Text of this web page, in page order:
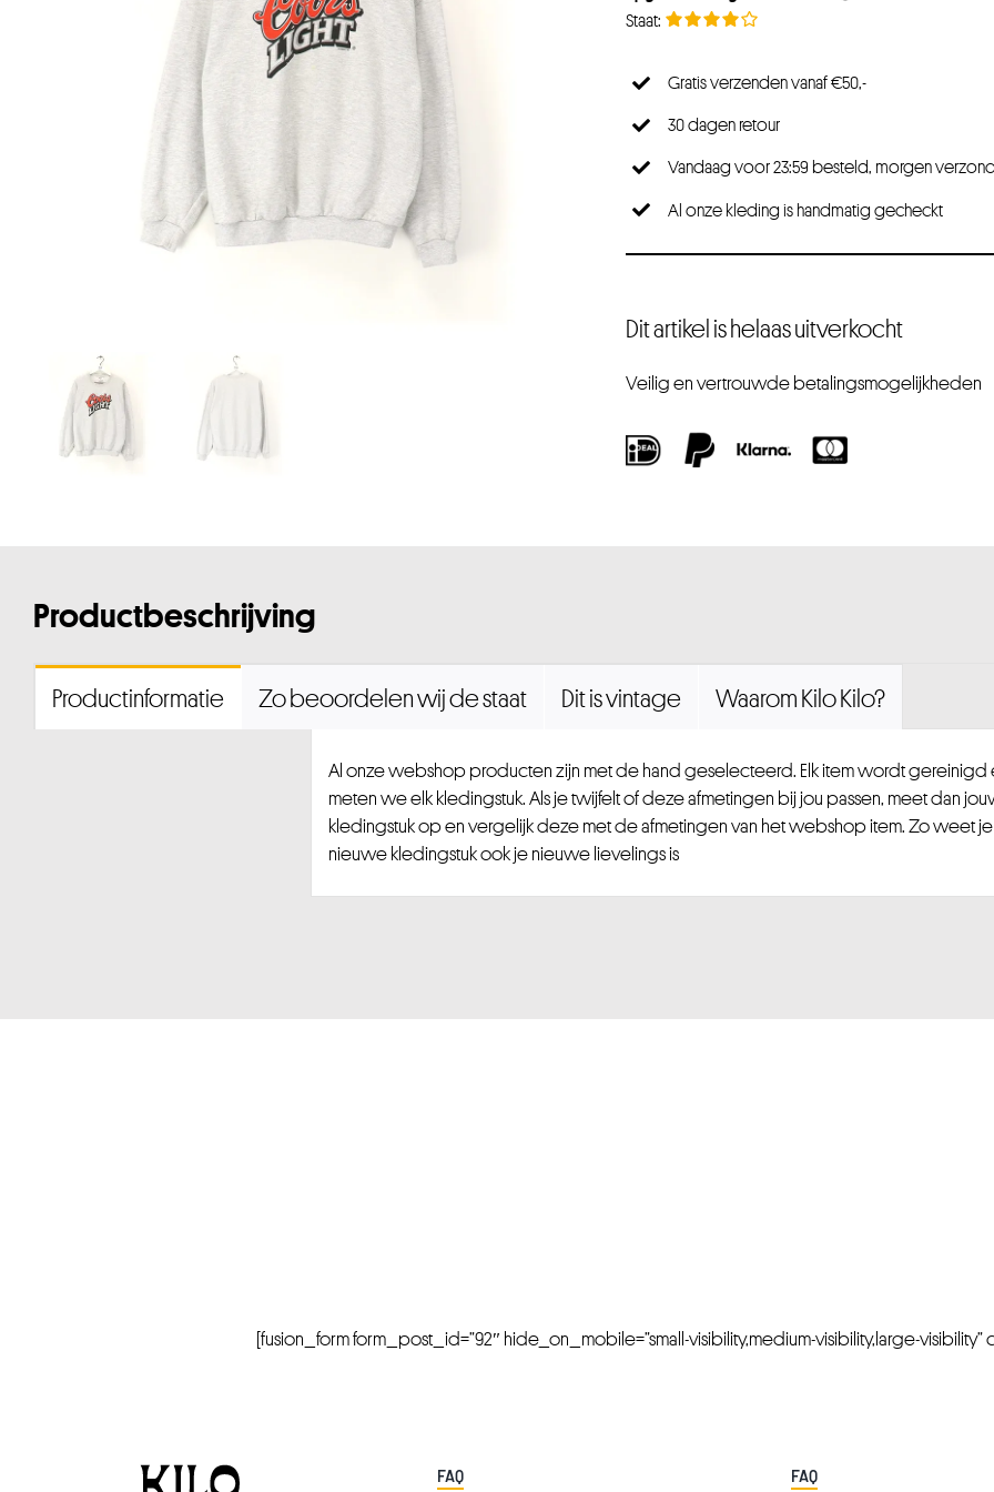
Gratis verzenden vanaf €50,-
30 dagen retour
Vandaag voor 23:59 besteld, morgen
Al onze kleding is handmatig gecheckt
Dit artikel is helaas uitverkocht
Veilig en vertrouwde betalingsmogelijkheden
Productbeschrijving
Productinformatie Zo beoordelen wij de staat Dit is vintage Waarom Kilo Kilo?
Al onze webshop producten zijn met de hand geselecteerd. Elk item wordt gereinigd
meten we elk kledingstuk. Als je twijfelt of deze afmetingen bij jou passen, meet dan
kledingstuk op en vergelijk deze met de afmetingen van het webshop item. Zo weet
nieuwe kledingstuk ook je nieuwe lievelings is
[fusion_form form_post_id=”92″ hide_on_mobile=”small-visibility,medium-visibility,large-visibility”
FAQ FAQ